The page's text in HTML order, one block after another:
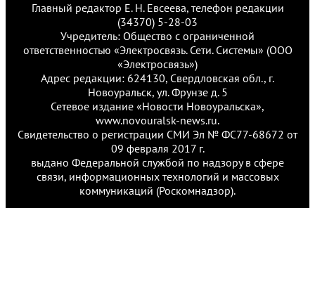
Главный редактор Е. Н. Евсеева, телефон редакции
(34370) 5-28-03
Учредитель: Общество с ограниченной
ответственностью «Электросвязь. Сети. Системы» (ООО
«Электросвязь»)
Адрес редакции: 624130, Свердловская обл., г.
Новоуральск, ул. Фрунзе д. 5
Сетевое издание «Новости Новоуральска»,
www.novouralsk-news.ru.
Свидетельство о регистрации СМИ Эл № ФС77-68672 от
09 февраля 2017 г.
выдано Федеральной службой по надзору в сфере
связи, информационных технологий и массовых
коммуникаций (Роскомнадзор).